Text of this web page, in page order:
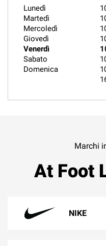
Lunedì
Martedì
Mercoledì
Giovedì
Venerdì
Sabato
Domenica
Marchi
At Foot
NIKE